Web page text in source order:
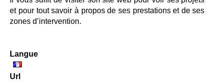
et pour tout savoir à propos de ses prestations et de ses
zones d’intervention.
Langue
Url